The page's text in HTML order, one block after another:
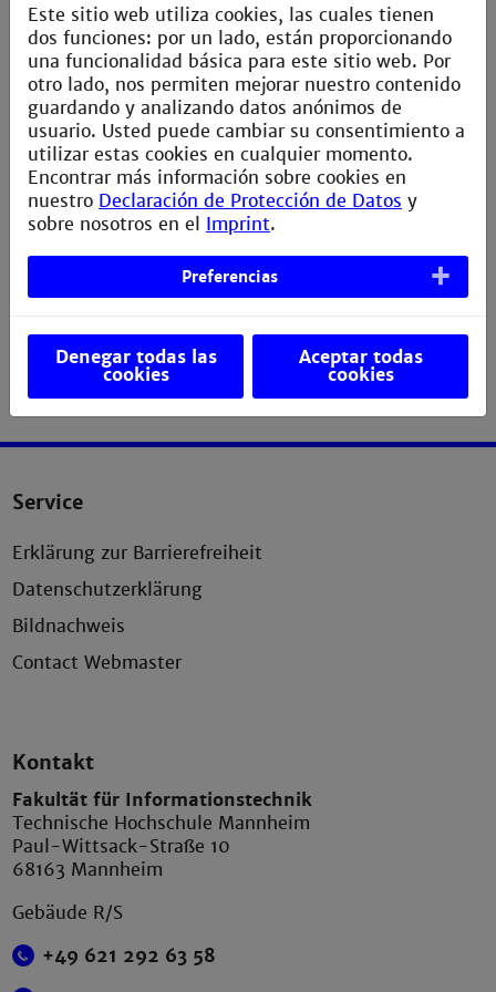
KI-basierten Verfahren.
Interesse am Masterstudiengang Medizintechnik?
Bewerbungen sind jeweils vom 15.05.-15.07. sowie
15.11.-15.01. möglich. Studienstart ist Mitte
September und Mitte März.
|| Mehr Infos
Service
Erklärung zur Barrierefreiheit
Datenschutzerklärung
Bildnachweis
Contact Webmaster
Kontakt
Fakultät für Informationstechnik
Technische Hochschule Mannheim
Paul-Wittsack-Straße 10
68163 Mannheim
Gebäude R/S
+49 621 292 63 58
Este sitio web utiliza cookies, las cuales tienen
dos funciones: por un lado, están proporcionando
una funcionalidad básica para este sitio web. Por
otro lado, nos permiten mejorar nuestro contenido
guardando y analizando datos anónimos de
usuario. Usted puede cambiar su consentimiento a
utilizar estas cookies en cualquier momento.
Encontrar más información sobre cookies en
nuestro Declaración de Protección de Datos y
sobre nosotros en el Imprint.
Preferencias
Denegar todas las
cookies
Aceptar todas
cookies